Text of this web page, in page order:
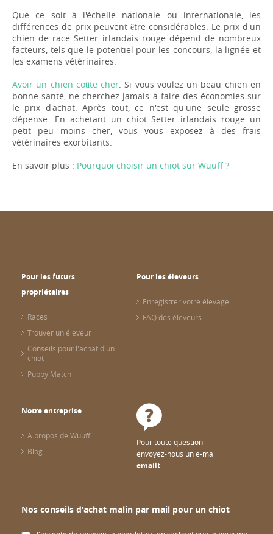
Que ce soit à l'échelle nationale ou internationale, les
différences de prix peuvent être considérables. Le prix d'un
chien de race Setter irlandais rouge dépend de nombreux
facteurs, tels que le potentiel pour les concours, la lignée et
les examens vétérinaires.
Avoir un chien coûte cher. Si vous voulez un beau chien en
bonne santé, ne cherchez jamais à faire des économies sur
le prix d'achat. Après tout, ce n'est qu'une seule grosse
dépense. En achetant un chiot Setter irlandais rouge un
petit peu moins cher, vous vous exposez à des frais
vétérinaires exorbitants.
En savoir plus : Pourquoi choisir un chiot sur Wuuff ?
Pour les futurs
propriétaires
Races
Trouver un éleveur
Conseils pour l'achat d'un
chiot
Puppy Match
Pour les éleveurs
Enregistrer votre élevage
FAQ des éleveurs
Notre entreprise
A propos de Wuuff
Blog
Pour toute question
envoyez-nous un e-mail
emailt
Nos conseils d'achat malin par mail pour un chiot